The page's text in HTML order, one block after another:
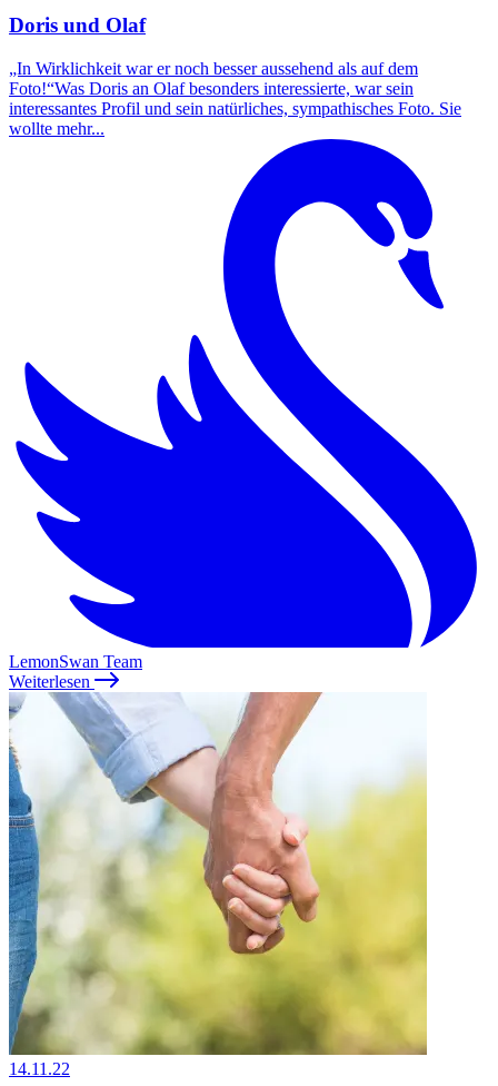
Doris und Olaf
„In Wirklichkeit war er noch besser aussehend als auf dem
Foto!“Was Doris an Olaf besonders interessierte, war sein
interessantes Profil und sein natürliches, sympathisches Foto. Sie
wollte mehr...
LemonSwan Team
Weiterlesen
14.11.22